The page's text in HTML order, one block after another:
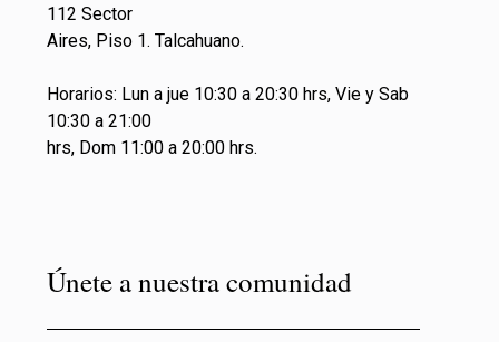
112 Sector
Aires, Piso 1. Talcahuano.
Horarios: Lun a jue 10:30 a 20:30 hrs, Vie y Sab
10:30 a 21:00
hrs, Dom 11:00 a 20:00 hrs.
Únete a nuestra comunidad